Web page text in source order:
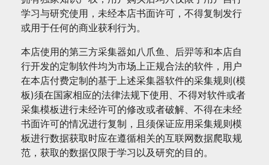
学习与研究使用，未经本店书面许可，不得复制发行
或用于任何的商业获利行为。
本店使用的第三方采集器如八爪鱼、后羿等和本店自
行开发的定制软件均为市场上正规合法的软件，用户
在本店付费定制的基于上述采集器软件的采集规则(模
板)须在国家相应的法律法规下使用、不得对软件或者
采集模板进行未经许可的修改或者破解、不得在未经
书面许可的情况进行复制，且须保证应用采集规则模
板进行数据获取时应在遵循相关的互联网数据爬取规
范，获取的数据仅限于学习以及研究的目的。